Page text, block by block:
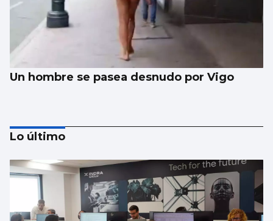
Un hombre se pasea desnudo por Vigo
Lo último